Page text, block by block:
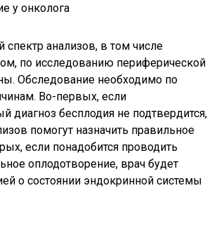
у онколога
анализов, в том числе
по исследованию периферической
Обследование необходимо по
Во-первых, если
диагноз бесплодия не подтвердится,
помогут назначить правильное
если понадобится проводить
оплодотворение, врач будет
о состоянии эндокринной системы